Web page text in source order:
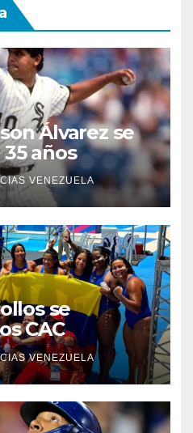
Álvarez se
años
VENEZUELA
se
CAC
VENEZUELA